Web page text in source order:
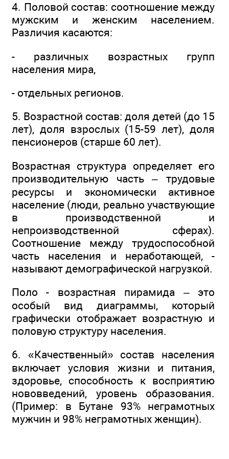
4. Половой состав: соотношение между
мужским и женским населением.
Различия касаются:
- различных возрастных групп
населения мира,
- отдельных регионов.
5. Возрастной состав: доля детей (до 15
лет), доля взрослых (15-59 лет), доля
пенсионеров (старше 60 лет).
Возрастная структура определяет его
производительную часть – трудовые
ресурсы и экономически активное
население (люди, реально участвующие
в производственной и
непроизводственной сферах).
Соотношение между трудоспособной
часть населения и неработающей, -
называют демографической нагрузкой.
Поло - возрастная пирамида – это
особый вид диаграммы, который
графически отображает возрастную и
половую структуру населения.
6. «Качественный» состав населения
включает условия жизни и питания,
здоровье, способность к восприятию
нововведений, уровень образования.
(Пример: в Бутане 93% неграмотных
мужчин и 98% неграмотных женщин).